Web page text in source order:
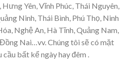
Yên, Vĩnh Phúc, Thái Nguyên,
Ninh, Thái Bình, Phú Thọ, Ninh
Nghệ An, Hà Tĩnh, Quảng Nam,
Nai…vv. Chúng tôi sẽ có mặt
bất kể ngày hay đêm .